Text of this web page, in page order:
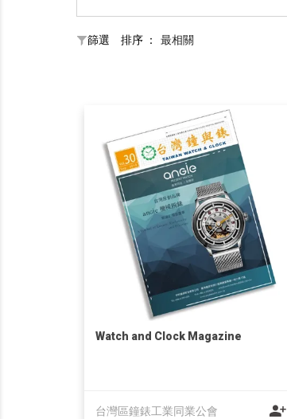
篩選 排序 ： 最相關
Watch and Clock Magazine
台灣區鐘錶工業同業公會